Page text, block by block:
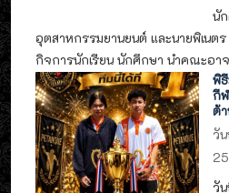
นั
อุตสาหกรรมยานยนต์ และนายพิเนต
กิจการนักเรียน นักศึกษา นำคณะอา
พิ
กี
ต้
วั
วั